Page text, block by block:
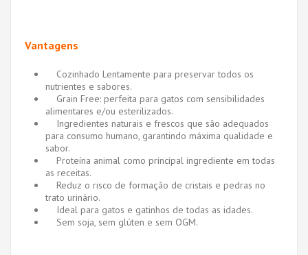
Vantagens
Cozinhado Lentamente para preservar todos os
nutrientes e sabores.
Grain Free: perfeita para gatos com sensibilidades
alimentares e/ou esterilizados.
Ingredientes naturais e frescos que são adequados
para consumo humano, garantindo máxima qualidade e
sabor.
Proteína animal como principal ingrediente em todas
as receitas.
Reduz o risco de formação de cristais e pedras no
trato urinário.
Ideal para gatos e gatinhos de todas as idades.
Sem soja, sem glúten e sem OGM.